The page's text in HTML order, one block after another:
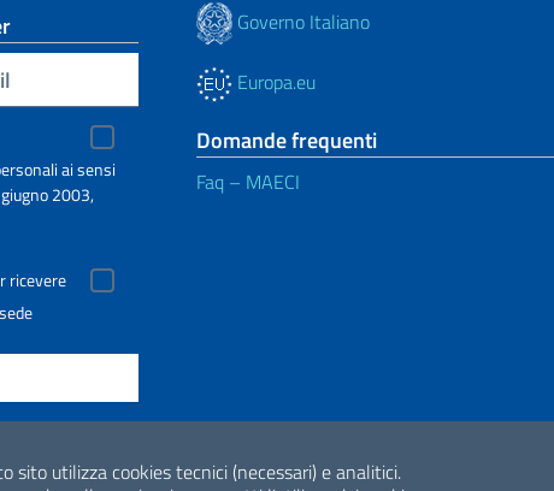
sito utilizza cookies tecnici (necessari) e analitici.
ai sensi
2003,
ricevere
Governo Italiano
Europa.eu
Domande frequenti
Faq – MAECI
Dichiarazione di accessibilità